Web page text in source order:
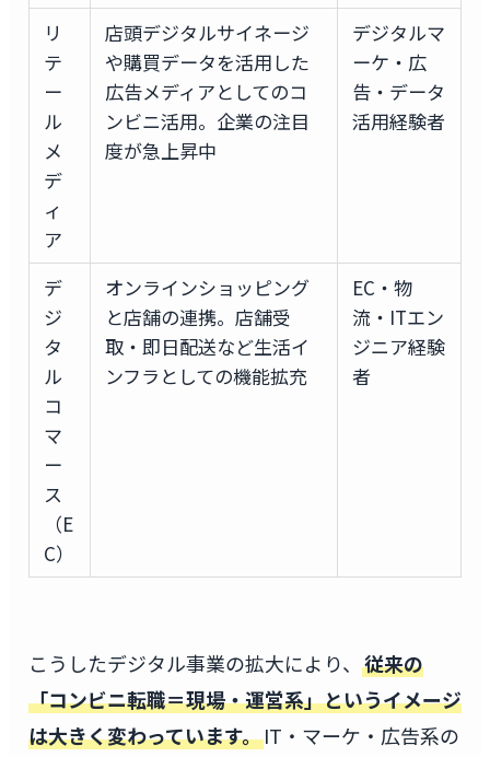
リ
テ
ー
ル
メ
デ
ィ
ア
店頭デジタルサイネージ
や購買データを活用した
広告メディアとしてのコ
ンビニ活用。企業の注目
度が急上昇中
デジタルマ
ーケ・広
告・データ
活用経験者
デ
ジ
タ
ル
コ
マ
ー
ス
（E
C）
オンラインショッピング
と店舗の連携。店舗受
取・即日配送など生活イ
ンフラとしての機能拡充
EC・物
流・ITエン
ジニア経験
者
こうしたデジタル事業の拡大により、 従来の
「コンビニ転職＝現場・運営系」というイメージ
は大きく変わっています。IT・マーケ・広告系の